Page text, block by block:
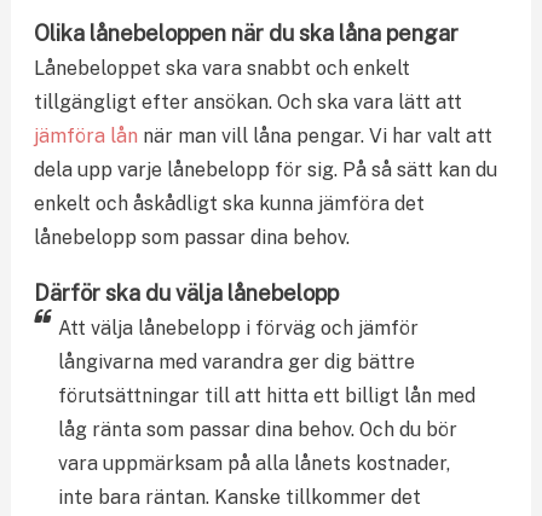
Olika lånebeloppen när du ska låna pengar
Lånebeloppet ska vara snabbt och enkelt
tillgängligt efter ansökan. Och ska vara lätt att
jämföra lån när man vill låna pengar. Vi har valt att
dela upp varje lånebelopp för sig. På så sätt kan du
enkelt och åskådligt ska kunna jämföra det
lånebelopp som passar dina behov.
Därför ska du välja lånebelopp
Att välja lånebelopp i förväg och jämför
långivarna med varandra ger dig bättre
förutsättningar till att hitta ett billigt lån med
låg ränta som passar dina behov. Och du bör
vara uppmärksam på alla lånets kostnader,
inte bara räntan. Kanske tillkommer det